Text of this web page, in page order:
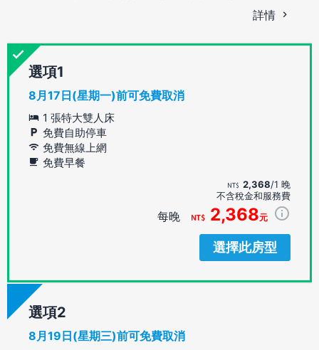
詳情
選項
8月17日(星期一)前可免費取消
1 張特大雙人床
免費自助停車
免費無線上網
免費早餐
2,368/1 晚
不含稅金和服務費
每晚 2,368元
選擇此房型
選項
8月19日(星期三)前可免費取消